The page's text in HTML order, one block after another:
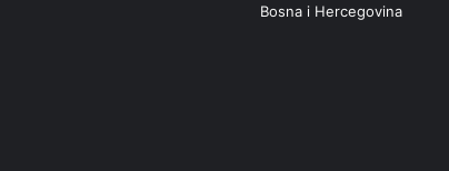
Bosna i Hercegovina